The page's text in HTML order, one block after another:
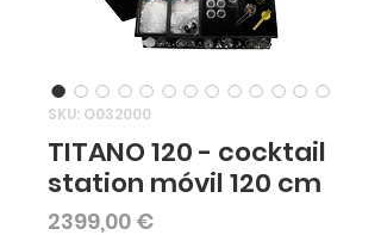
SKU: O032000
TITANO 120 - cocktail
station móvil 120 cm
2399,00 €Precio